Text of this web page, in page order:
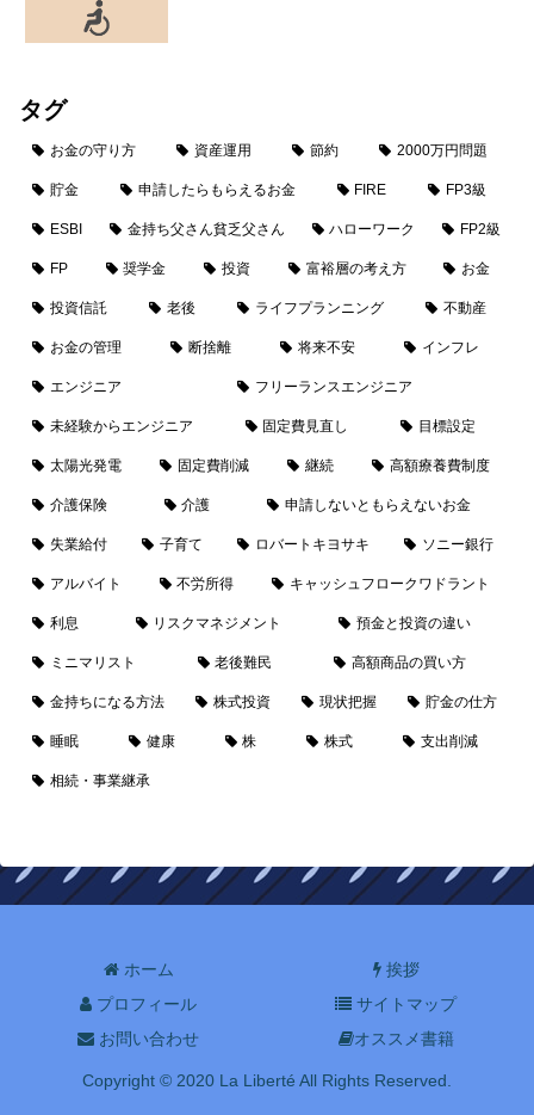
タグ
お金の守り方 資産運用 節約 2000万円問題
貯金 申請したらもらえるお金 FIRE FP3級
ESBI 金持ち父さん貧乏父さん ハローワーク FP2級
FP 奨学金 投資 富裕層の考え方 お金
投資信託 老後 ライフプランニング 不動産
お金の管理 断捨離 将来不安 インフレ
エンジニア フリーランスエンジニア
未経験からエンジニア 固定費見直し 目標設定
太陽光発電 固定費削減 継続 高額療養費制度
介護保険 介護 申請しないともらえないお金
失業給付 子育て ロバートキヨサキ ソニー銀行
アルバイト 不労所得 キャッシュフロークワドラント
利息 リスクマネジメント 預金と投資の違い
ミニマリスト 老後難民 高額商品の買い方
金持ちになる方法 株式投資 現状把握 貯金の仕方
睡眠 健康 株 株式 支出削減
相続・事業継承
ホーム
挨拶
プロフィール
サイトマップ
お問い合わせ
オススメ書籍
Copyright © 2020 La Liberté All Rights Reserved.